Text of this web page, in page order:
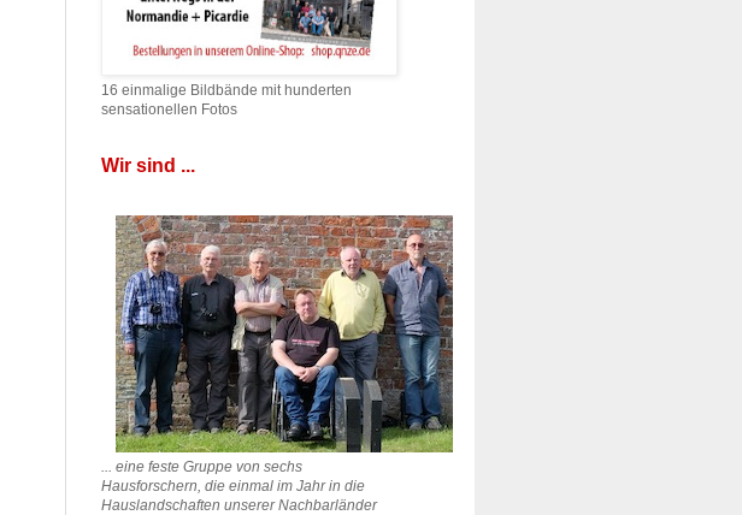
16 einmalige Bildbände mit hunderten
sensationellen Fotos
Wir sind ...
... eine feste Gruppe von sechs
Hausforschern, die einmal im Jahr in die
Hauslandschaften unserer Nachbarländer